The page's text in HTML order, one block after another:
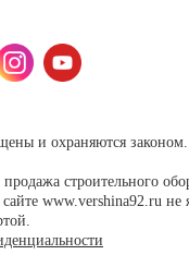
и охраняются
строительного
www.vershina92.ru не